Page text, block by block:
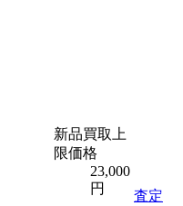
新品買取上
限価格
23,000
円
査定